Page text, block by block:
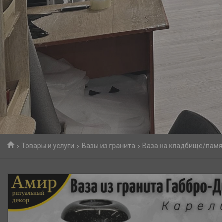
Товары и услуги Вазы из гранита Ваза на кладбище/